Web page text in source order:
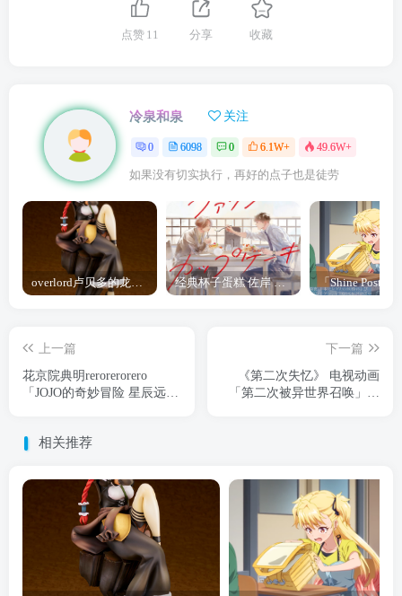
点赞 11 分享 收藏
冷泉和泉 关注
0 6098 0 6.1W+ 49.6W+
如果没有切实执行，再好的点子也是徒劳
overlord卢贝多的龙王谁厉害 「Overlord」露普斯蕾琪娜·贝塔手办开订 经典杯子蛋糕 佐岸 漫画「经典杯子蛋糕」宣布真人日剧化
上一篇
花京院典明rerorerorero
「JOJO的奇妙冒险 星辰远征
下一篇
《第二次失忆》 电视动画
「第二次被异世界召唤」公
相关推荐